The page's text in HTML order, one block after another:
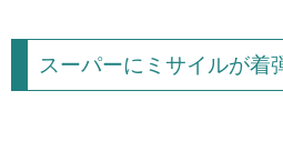
スーパーにミサイルが着